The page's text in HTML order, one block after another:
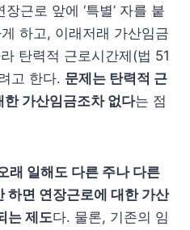
근로 앞에 ‘특별’ 자를 붙
하고, 이래저래 가산임금
탄력적 근로시간제(법 51
고 한다. 문제는 탄력적 근
가산임금조차 없다는 점
래 일해도 다른 주나 다른
하면 연장근로에 대한 가산
는 제도다. 물론, 기존의 임